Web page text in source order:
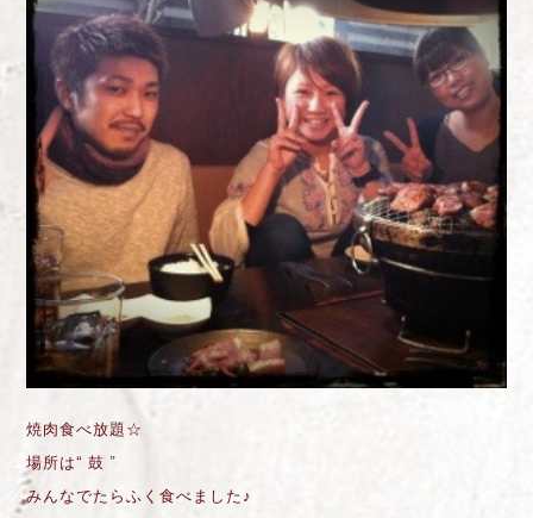
焼肉食べ放題☆
場所は“ 鼓 ”
みんなでたらふく食べました♪